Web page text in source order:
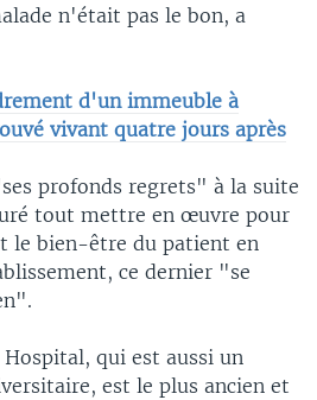
n'était pas le bon, a
d'un immeuble à
vivant quatre jours après
profonds regrets" à la suite
tout mettre en œuvre pour
le bien-être du patient en
ce dernier "se
qui est aussi un
est le plus ancien et